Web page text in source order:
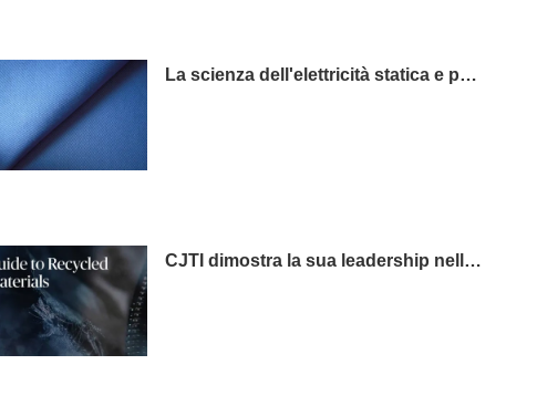
La scienza dell'elettricità statica e perché è importante nell'abbigliamento da lavoro
CJTI dimostra la sua leadership nella produzione sostenibile con un'innovazione tessile certificata ecocompatibile